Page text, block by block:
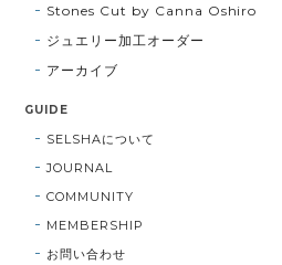
Stones Cut by Canna Oshiro
ジュエリー加工オーダー
アーカイブ
GUIDE
SELSHAについて
JOURNAL
COMMUNITY
MEMBERSHIP
お問い合わせ